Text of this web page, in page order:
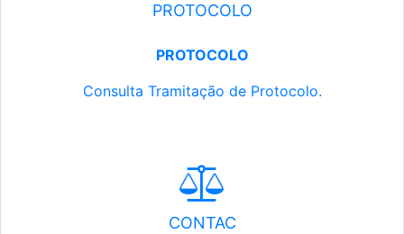
PROTOCOLO
PROTOCOLO
Consulta Tramitação de Protocolo.
CONTAC